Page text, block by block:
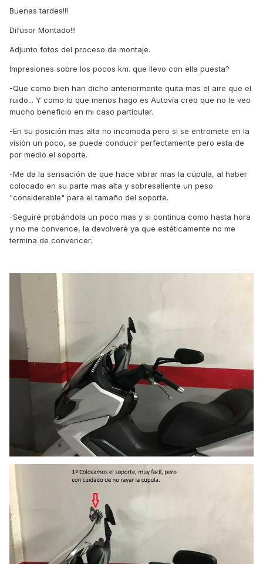
Buenas tardes!!!
Difusor Montado!!!
Adjunto fotos del proceso de montaje.
Impresiones sobre los pocos km. que llevo con ella puesta?
-Que como bien han dicho anteriormente quita mas el aire que el
ruido... Y como lo que menos hago es Autovía creo que no le veo
mucho beneficio en mi caso particular.
-En su posición mas alta no incomoda pero si se entromete en la
visión un poco, se puede conducir perfectamente pero esta de
por medio el soporte.
-Me da la sensación de que hace vibrar mas la cúpula, al haber
colocado en su parte mas alta y sobresaliente un peso
"considerable" para el tamaño del soporte.
-Seguiré probándola un poco mas y si continua como hasta hora
y no me convence, la devolveré ya que estéticamente no me
termina de convencer.